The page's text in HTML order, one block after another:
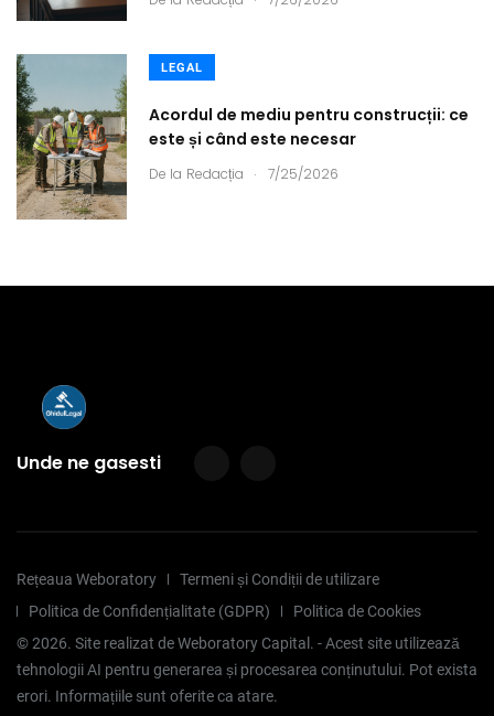
LEGAL
Acordul de mediu pentru construcții: ce
este și când este necesar
De la Redacția . 7/25/2026
Unde ne gasesti
Rețeaua Weboratory
Termeni și Condiții de utilizare
Politica de Confidențialitate (GDPR)
Politica de Cookies
©2026. Site realizat de Weboratory Capital. - Acest site utilizează
tehnologii AI pentru generarea și procesarea conținutului. Pot exista
erori. Informațiile sunt oferite ca atare.